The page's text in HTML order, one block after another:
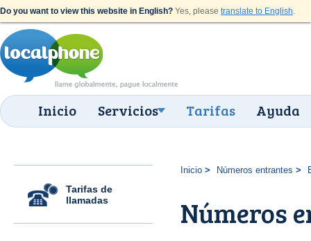
Do you want to view this website in English? Yes, please translate to English.
Inicio Servicios Tarifas Ayuda
Tarifas de
llamadas
Inicio Números entrantes
Números